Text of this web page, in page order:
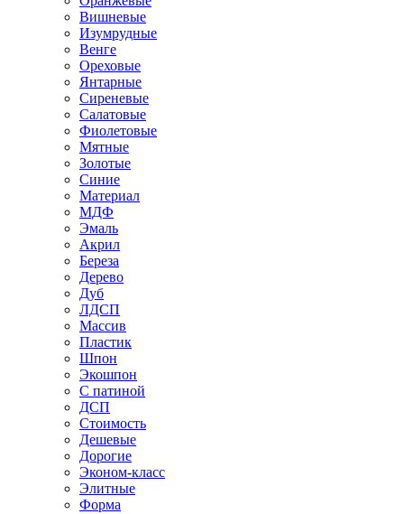
Вишневые
Изумрудные
Венге
Ореховые
Янтарные
Сиреневые
Салатовые
Фиолетовые
Мятные
Золотые
Синие
Материал
МДФ
Эмаль
Акрил
Береза
Дерево
Дуб
ЛДСП
Массив
Пластик
Шпон
Экошпон
С патиной
ДСП
Стоимость
Дешевые
Дорогие
Эконом-класс
Элитные
Форма